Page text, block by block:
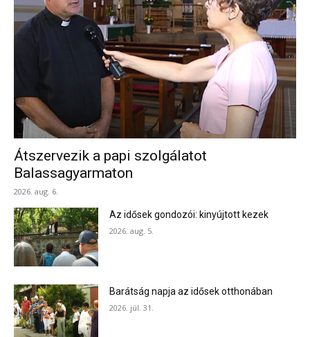
Átszervezik a papi szolgálatot
Balassagyarmaton
2026. aug. 6.
Az idősek gondozói: kinyújtott kezek
2026. aug. 5.
Barátság napja az idősek otthonában
2026. júl. 31.